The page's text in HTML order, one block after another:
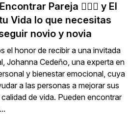
Pareja 👨‍❤️‍👨 y El
Vida lo que necesitas
novio y novia
el honor de recibir a una invitada
Johanna Cedeño, una experta en
y bienestar emocional, cuya
a las personas a mejorar sus
de vida. Pueden encontrar